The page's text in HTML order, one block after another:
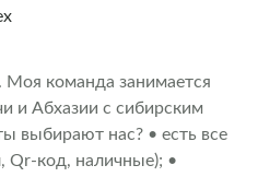
команда занимается
и Абхазии с сибирским
выбирают нас? • есть все
Qr-код, наличные); •